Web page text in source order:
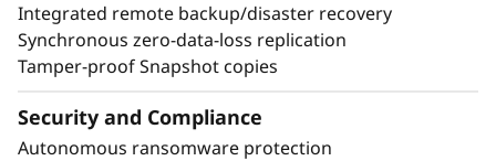
Integrated remote backup/disaster recovery
Synchronous zero-data-loss replication
Tamper-proof Snapshot copies
Security and Compliance
Autonomous ransomware protection